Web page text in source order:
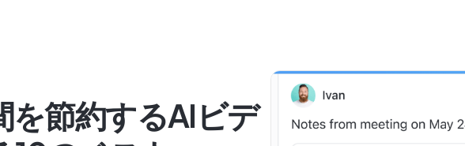
を節約するAIビデ